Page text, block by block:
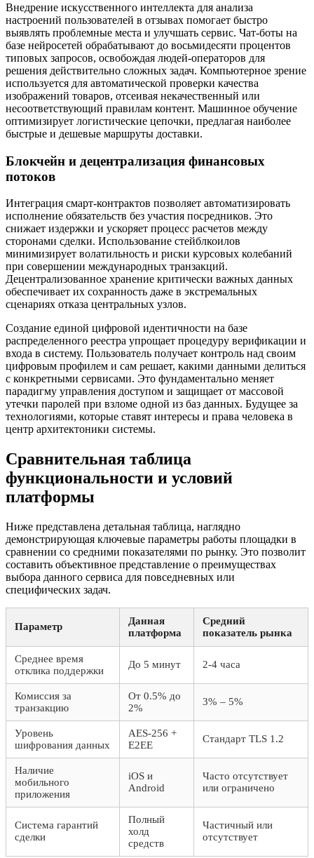
Внедрение искусственного интеллекта для анализа
настроений пользователей в отзывах помогает быстро
выявлять проблемные места и улучшать сервис. Чат-боты на
базе нейросетей обрабатывают до восьмидесяти процентов
типовых запросов, освобождая людей-операторов для
решения действительно сложных задач. Компьютерное зрение
используется для автоматической проверки качества
изображений товаров, отсеивая некачественный или
несоответствующий правилам контент. Машинное обучение
оптимизирует логистические цепочки, предлагая наиболее
быстрые и дешевые маршруты доставки.
Блокчейн и децентрализация финансовых
потоков
Интеграция смарт-контрактов позволяет автоматизировать
исполнение обязательств без участия посредников. Это
снижает издержки и ускоряет процесс расчетов между
сторонами сделки. Использование стейблкоилов
минимизирует волатильность и риски курсовых колебаний
при совершении международных транзакций.
Децентрализованное хранение критически важных данных
обеспечивает их сохранность даже в экстремальных
сценариях отказа центральных узлов.
Создание единой цифровой идентичности на базе
распределенного реестра упрощает процедуру верификации и
входа в систему. Пользователь получает контроль над своим
цифровым профилем и сам решает, какими данными делиться
с конкретными сервисами. Это фундаментально меняет
парадигму управления доступом и защищает от массовой
утечки паролей при взломе одной из баз данных. Будущее за
технологиями, которые ставят интересы и права человека в
центр архитектоники системы.
Сравнительная таблица
функциональности и условий
платформы
Ниже представлена детальная таблица, наглядно
демонстрирующая ключевые параметры работы площадки в
сравнении со средними показателями по рынку. Это позволит
составить объективное представление о преимуществах
выбора данного сервиса для повседневных или
специфических задач.
Параметр
Данная
платформа
Средний
показатель рынка
Среднее время
отклика поддержки
До 5 минут 2-4 часа
Комиссия за
транзакцию
От 0.5% до
2%
3% – 5%
Уровень
шифрования данных
AES-256 +
E2EE
Стандарт TLS 1.2
Наличие
мобильного
приложения
iOS и
Android
Часто отсутствует
или ограничено
Система гарантий
сделки
Полный
холд
средств
Частичный или
отсутствует